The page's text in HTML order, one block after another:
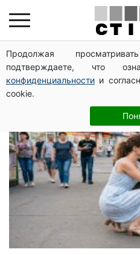
Продолжая
подтверждаете, что
конфиденциальности и
cookie.
Киев